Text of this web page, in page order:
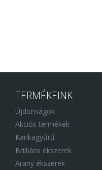
TERMÉKEINK
Újdonságok
Akciós termékek
Karikagyűrű
Brilliáns ékszerek
Arany ékszerek